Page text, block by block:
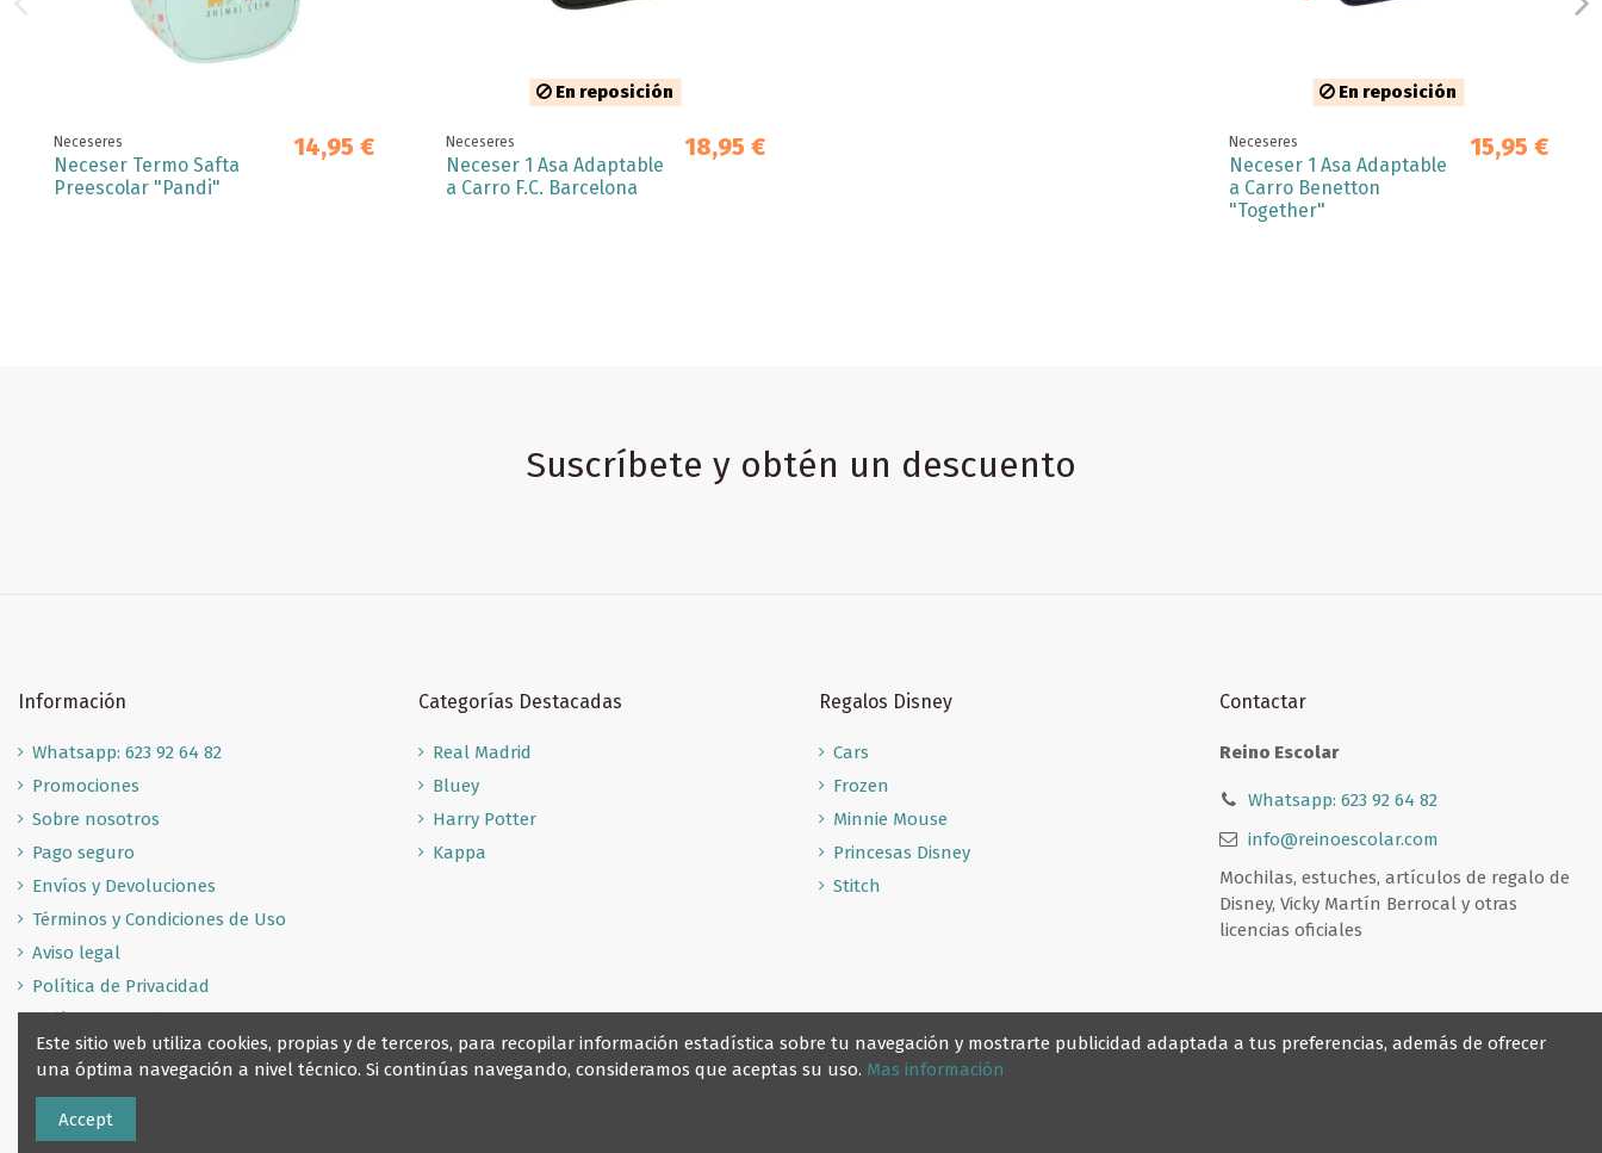
Neceseres
Neceser Termo Safta
Preescolar "Pandi"
14,95 €
En reposición
Neceseres
Neceser 1 Asa Adaptable
a Carro F.C. Barcelona
18,95 €
En reposición
Neceseres
Neceser 1 Asa Adaptable
a Carro Benetton
"Together"
15,95 €
Suscríbete y obtén un descuento
Información
Whatsapp: 623 92 64 82
Promociones
Sobre nosotros
Pago seguro
Envíos y Devoluciones
Términos y Condiciones de Uso
Aviso legal
Política de Privacidad
Política de Cookies
Categorías Destacadas
Real Madrid
Bluey
Harry Potter
Kappa
Regalos Disney
Cars
Frozen
Minnie Mouse
Princesas Disney
Stitch
Contactar
Reino Escolar
Whatsapp: 623 92 64 82
info@reinoescolar.com
Mochilas, estuches, artículos de regalo de
Disney, Vicky Martín Berrocal y otras
licencias oficiales
Este sitio web utiliza cookies, propias y de terceros, para recopilar información estadística sobre tu navegación y mostrarte publicidad adaptada a tus preferencias, además de ofrecer
una óptima navegación a nivel técnico. Si continúas navegando, consideramos que aceptas su uso. Mas información
Accept